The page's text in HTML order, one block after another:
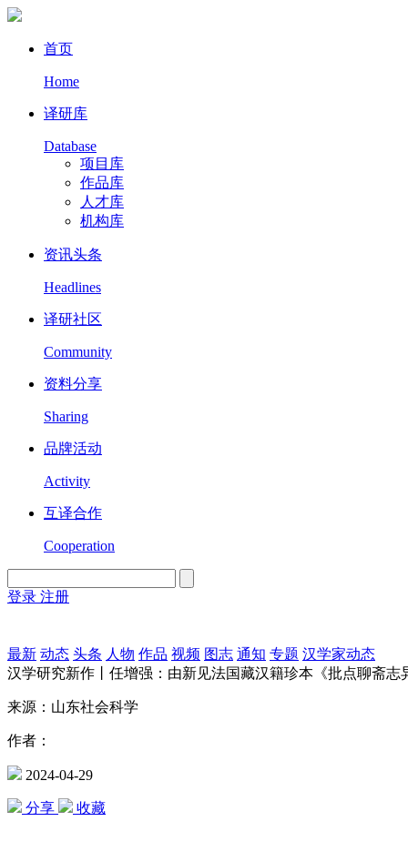
首页
Home
译研库
Database
项目库
作品库
人才库
机构库
资讯头条
Headlines
译研社区
Community
资料分享
Sharing
品牌活动
Activity
互译合作
Cooperation
登录 注册
最新 动态 头条 人物 作品 视频 图志 通知 专题 汉学家动态
汉学研究新作丨任增强：由新见法国藏汉籍珍本《批点聊斋
来源：山东社会科学
作者：
2024-04-29
分享 收藏